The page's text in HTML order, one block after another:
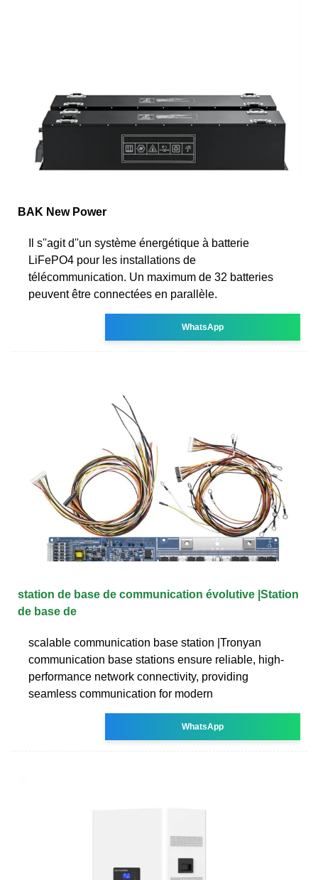
BAK New Power
Il s''agit d''un système énergétique à batterie
LiFePO4 pour les installations de
télécommunication. Un maximum de 32 batteries
peuvent être connectées en parallèle.
WhatsApp
station de base de communication évolutive |Station
de base de
scalable communication base station |Tronyan
communication base stations ensure reliable, high-
performance network connectivity, providing
seamless communication for modern
WhatsApp